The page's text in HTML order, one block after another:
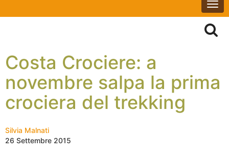
Costa Crociere: a
novembre salpa la prima
crociera del trekking
Silvia Malnati
26 Settembre 2015